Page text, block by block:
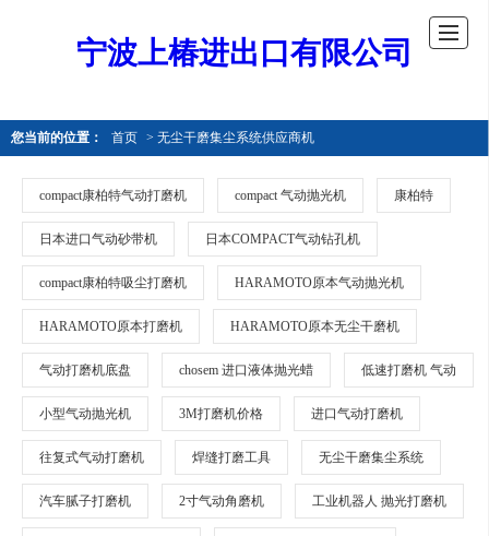
宁波上椿进出口有限公司
您当前的位置： 首页 > 无尘干磨集尘系统供应商机
compact康柏特气动打磨机 compact 气动抛光机 康柏特
日本进口气动砂带机 日本COMPACT气动钻孔机
compact康柏特吸尘打磨机 HARAMOTO原本气动抛光机
HARAMOTO原本打磨机 HARAMOTO原本无尘干磨机
气动打磨机底盘 chosem 进口液体抛光蜡 低速打磨机 气动
小型气动抛光机 3M打磨机价格 进口气动打磨机
往复式气动打磨机 焊缝打磨工具 无尘干磨集尘系统
汽车腻子打磨机 2寸气动角磨机 工业机器人 抛光打磨机